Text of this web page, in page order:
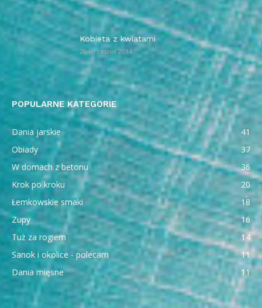
Kobieta z kwiatami
28 września 2014
POPULARNE KATEGORIE
Dania jarskie
41
Obiady
37
W domach z betonu
36
Krok po kroku
20
Łemkowskie smaki
18
Zupy
16
Tuż za rogiem
14
Sanok i okolice - polecam
11
Dania mięsne
11